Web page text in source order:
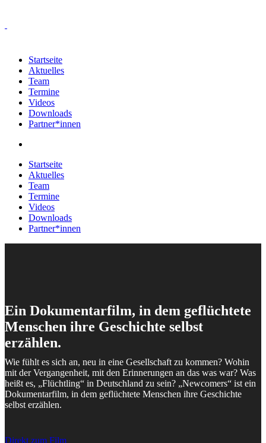
Startseite
Aktuelles
Team
Termine
Videos
Downloads
Partner*innen
Startseite
Aktuelles
Team
Termine
Videos
Downloads
Partner*innen
Ein Dokumentarfilm, in dem geflüchtete
Menschen ihre Geschichte selbst
erzählen.
Wie fühlt es sich an, neu in eine Gesellschaft zu kommen? Wohin
mit der Vergangenheit, mit den Erinnerungen an das was war? Was
heißt es, „Flüchtling“ in Deutschland zu sein? „Newcomers“ ist ein
Dokumentarfilm, in dem geflüchtete Menschen ihre Geschichte
selbst erzählen.
Direkt zum Film